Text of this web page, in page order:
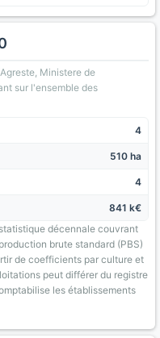
Ministere de
sur l'ensemble des
4
510 ha
4
841 k€
décennale couvrant
brute standard (PBS)
de coefficients par culture et
peut différer du registre
les établissements